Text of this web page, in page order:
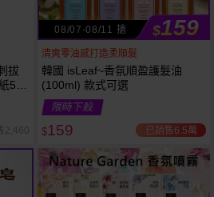
拔
50
2,460
08/07-08/11 搶 $159
清爽零油感打造柔順髮
韓國 isLeaf~香氛順盈護髮油
(100ml) 款式可選
限時下殺
$159 已銷售6.5萬